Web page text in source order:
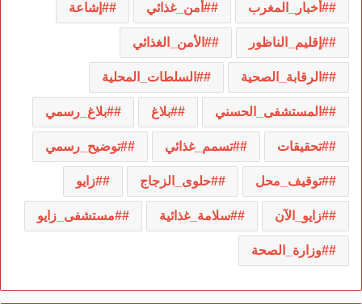
#أخبار_المغرب #أمن_غذائي #إشاعة
#إقليم_الناظور #الأمن_الغذائي
#الرقابة_الصحية #السلطات_المحلية
#المستشفى_الحسني #بلاغ #بلاغ_رسمي
#تحقيقات #تسمم_غذائي #توضيح_رسمي
#توقيف_محل #حلوى_الزجاج #زايو
#زايو_الآن #سلامة_غذائية #مستشفى_زايو
#وزارة_الصحة